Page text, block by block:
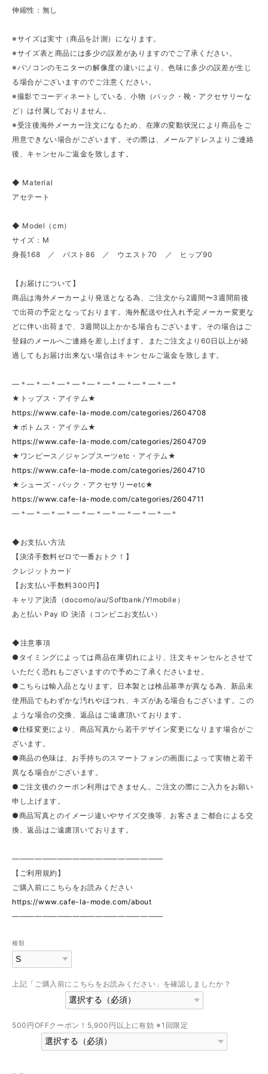
伸縮性：無し
※サイズは実寸（商品を計測）になります。
※サイズ表と商品には多少の誤差がありますのでご了承ください。
※パソコンのモニターの解像度の違いにより、色味に多少の誤差が生じ
る場合がございますのでご注意ください。
※撮影でコーディネートしている、小物（バック・靴・アクセサリーな
ど）は付属しておりません。
※受注後海外メーカー注文になるため、在庫の変動状況により商品をご
用意できない場合がございます。その際は、メールアドレスよりご連絡
後、キャンセルご返金を致します。
◆ Material
アセテート
◆ Model（cm）
サイズ：M
身長168 ／ バスト86 ／ ウエスト70 ／ ヒップ90
【お届けについて】
商品は海外メーカーより発送となる為、ご注文から2週間〜3週間前後
で出荷の予定となっております。海外配送や仕入れ予定メーカー変更な
どに伴い出荷まで、3週間以上かかる場合もございます。その場合はご
登録のメールへご連絡を差し上げます。またご注文より60日以上が経
過してもお届け出来ない場合はキャンセルご返金を致します。
—＊—＊—＊—＊—＊—＊—＊—＊—＊—＊—＊
★トップス・アイテム★
https://www.cafe-la-mode.com/categories/2604708
★ボトムス・アイテム★
https://www.cafe-la-mode.com/categories/2604709
★ワンピース／ジャンプスーツetc・アイテム★
https://www.cafe-la-mode.com/categories/2604710
★シューズ・バック・アクセサリーetc★
https://www.cafe-la-mode.com/categories/2604711
—＊—＊—＊—＊—＊—＊—＊—＊—＊—＊—＊
◆お支払い方法
【決済手数料ゼロで一番おトク！】
クレジットカード
【お支払い手数料300円】
キャリア決済（docomo/au/Softbank/Y!mobile）
あと払い Pay ID 決済（コンビニお支払い）
◆注意事項
●タイミングによっては商品在庫切れにより、注文キャンセルとさせて
いただく恐れもございますので予めご了承くださいませ。
●こちらは輸入品となります。日本製とは検品基準が異なる為、新品未
使用品でもわずかな汚れやほつれ、キズがある場合もございます。この
ような場合の交換、返品はご遠慮頂いております。
●仕様変更により、商品写真から若干デザイン変更になります場合がご
ざいます。
●商品の色味は、お手持ちのスマートフォンの画面によって実物と若干
異なる場合がございます。
●ご注文後のクーポン利用はできません。ご注文の際にご入力をお願い
申し上げます。
●商品写真とのイメージ違いやサイズ交換等、お客さまご都合による交
換、返品はご遠慮頂いております。
————————————————————
【ご利用規約】
ご購入前にこちらをお読みください
https://www.cafe-la-mode.com/about
————————————————————
種類
上記「ご購入前にこちらをお読みください」を確認しましたか？
500円OFFクーポン！5,900円以上に有効 ※1回限定